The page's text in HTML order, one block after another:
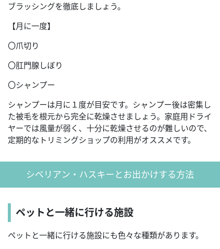
ブラッシングを徹底しましょう。
【月に一度】
〇爪切り
〇肛門腺しぼり
〇シャンプー
シャンプーは月に１度が目安です。シャンプー後は密集し
た被毛を根元から完全に乾燥させましょう。家庭用ドライ
ヤーでは風量が弱く、十分に乾燥させるのが難しいので、
定期的なトリミングショップの利用がオススメです。
シベリアン・ハスキーとお出かけする方法
ペットと一緒に行ける施設
ペットと一緒に行ける施設にも色々な種類があります。